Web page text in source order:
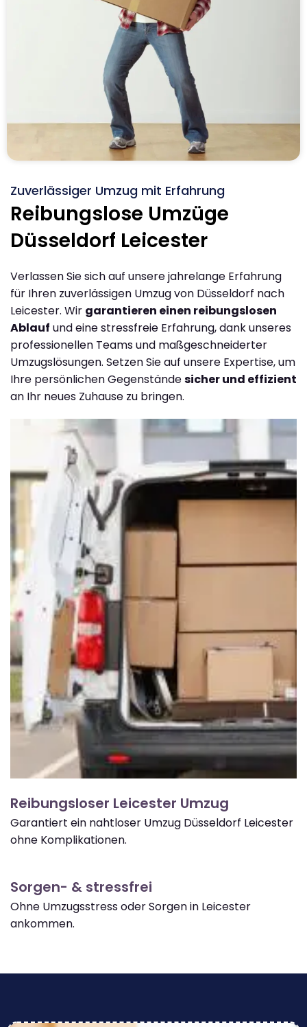
Zuverlässiger Umzug mit Erfahrung
Reibungslose Umzüge
Düsseldorf Leicester
Verlassen Sie sich auf unsere jahrelange Erfahrung
für Ihren zuverlässigen Umzug von Düsseldorf nach
Leicester. Wir garantieren einen reibungslosen
Ablauf und eine stressfreie Erfahrung, dank unseres
professionellen Teams und maßgeschneiderter
Umzugslösungen. Setzen Sie auf unsere Expertise, um
Ihre persönlichen Gegenständesicher und effizient
an Ihr neues Zuhause zu bringen.
Reibungsloser Leicester Umzug
Garantiert ein nahtloser Umzug Düsseldorf Leicester
ohne Komplikationen.
Sorgen- & stressfrei
Ohne Umzugsstress oder Sorgen in Leicester
ankommen.